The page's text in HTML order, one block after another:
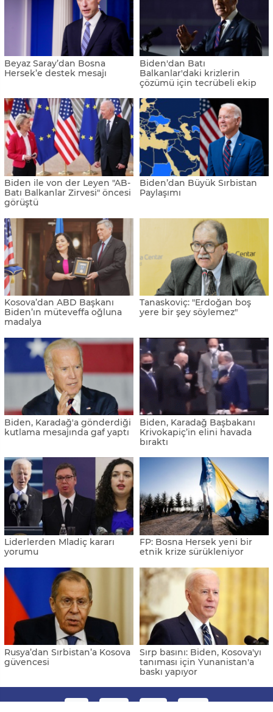
Beyaz Saray’dan Bosna
Hersek’e destek mesajı
Biden'dan Batı
Balkanlar'daki krizlerin
çözümü için tecrübeli ekip
Biden ile von der Leyen "AB-
Batı Balkanlar Zirvesi" öncesi
görüştü
Biden’dan Büyük Sırbistan
Paylaşımı
Kosova’dan ABD Başkanı
Biden’ın müteveffa oğluna
madalya
Tanaskoviç: "Erdoğan boş
yere bir şey söylemez"
Biden, Karadağ'a gönderdiği
kutlama mesajında gaf yaptı
Biden, Karadağ Başbakanı
Krivokapiç’in elini havada
bıraktı
Liderlerden Mladiç kararı
yorumu
FP: Bosna Hersek yeni bir
etnik krize sürükleniyor
Rusya’dan Sırbistan’a Kosova
güvencesi
Sırp basını: Biden, Kosova'yı
tanıması için Yunanistan'a
baskı yapıyor